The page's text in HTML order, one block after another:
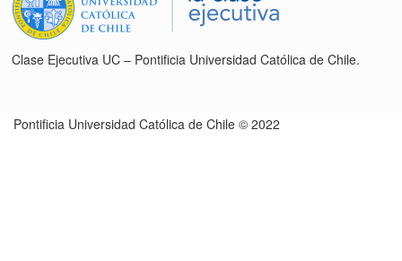
Clase Ejecutiva UC – Pontificia Universidad Católica de Chile.
Pontificia Universidad Católica de Chile © 2022